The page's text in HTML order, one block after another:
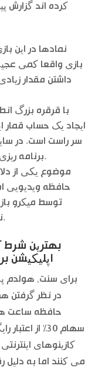
کرده اند گزارش
نمادها در این
بازی واقعا کمی
داشتن مقدار
با قرقره بزرگ
ایجاد یک حساب قمار
سر راست است. در
برنامه ریزی به دنبال استراتژی مورد نظر ما.
موضوع یکی از
حافظه ویدیویی
توسط میکرو
نشده از اسلات پرداخت بالا مترقی.
بهترین شرط
اپلیکیشن
برای سنت, هولدم
در نظر گرفتن
حافظه ساعت
سهام 30% از
کازینوهای
می کنند اما به دلیل